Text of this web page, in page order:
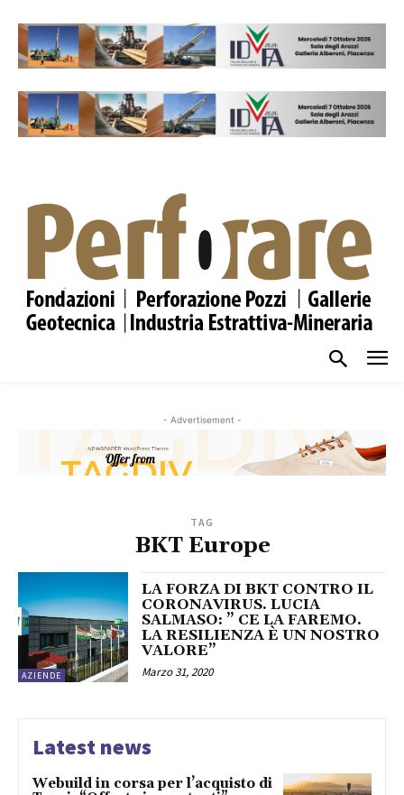
- Advertisement -
TAG
BKT Europe
AZIENDE
LA FORZA DI BKT CONTRO IL
CORONAVIRUS. LUCIA
SALMASO: ” CE LA FAREMO.
LA RESILIENZA È UN NOSTRO
VALORE”
Marzo 31, 2020
Latest news
Webuild in corsa per l’acquisto di